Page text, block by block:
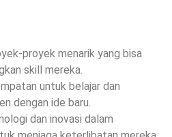
proyek menarik yang bisa
skill mereka.
untuk belajar dan
dengan ide baru.
dan inovasi dalam